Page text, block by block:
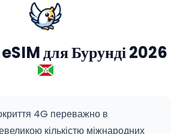
для Бурунді 2026
4G переважно в
кількістю міжнародних